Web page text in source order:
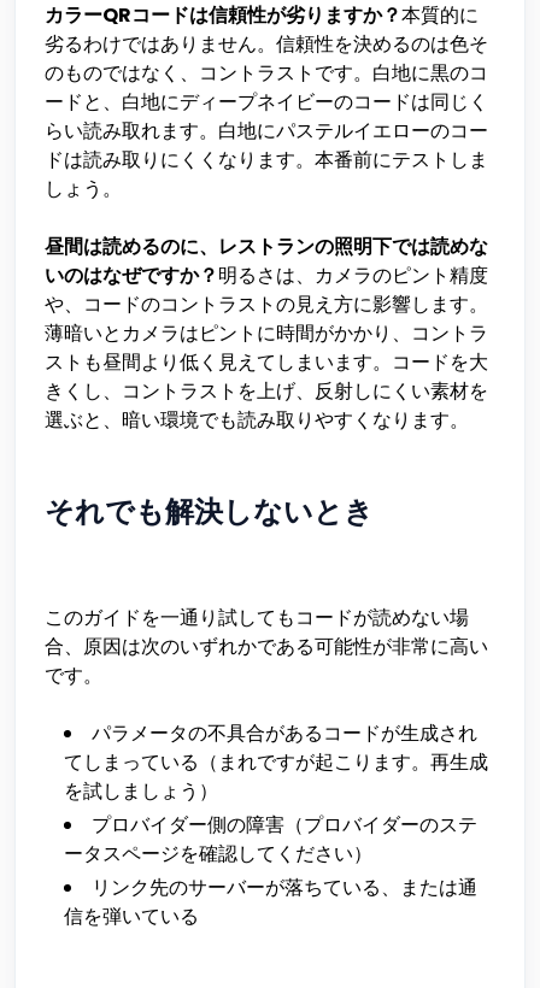
カラーQRコードは信頼性が劣りますか？本質的に
劣るわけではありません。信頼性を決めるのは色そ
のものではなく、コントラストです。白地に黒のコ
ードと、白地にディープネイビーのコードは同じく
らい読み取れます。白地にパステルイエローのコー
ドは読み取りにくくなります。本番前にテストしま
しょう。
昼間は読めるのに、レストランの照明下では読めな
いのはなぜですか？明るさは、カメラのピント精度
や、コードのコントラストの見え方に影響します。
薄暗いとカメラはピントに時間がかかり、コントラ
ストも昼間より低く見えてしまいます。コードを大
きくし、コントラストを上げ、反射しにくい素材を
選ぶと、暗い環境でも読み取りやすくなります。
それでも解決しないとき
このガイドを一通り試してもコードが読めない場
合、原因は次のいずれかである可能性が非常に高い
です。
パラメータの不具合があるコードが生成され
てしまっている（まれですが起こります。再生成
を試しましょう）
プロバイダー側の障害（プロバイダーのステ
ータスページを確認してください）
リンク先のサーバーが落ちている、または通
信を弾いている